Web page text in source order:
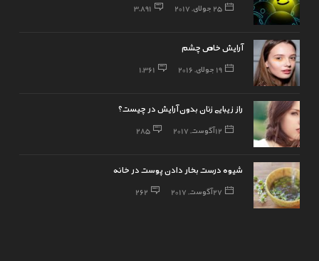
25 جولای, 2017 3,891
آرایش خاص چشم
19 جولای, 2016 1,361
راز زیبایی زنان بدون آرایش در چیست؟
12 آگوست, 2017 285
شیوه درست بخار دادن پوست در خانه
27 آگوست, 2017 262